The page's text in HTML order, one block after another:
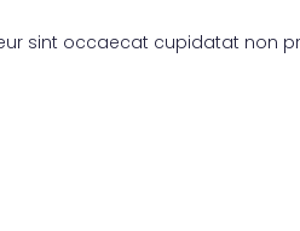
sint occaecat cupidatat non